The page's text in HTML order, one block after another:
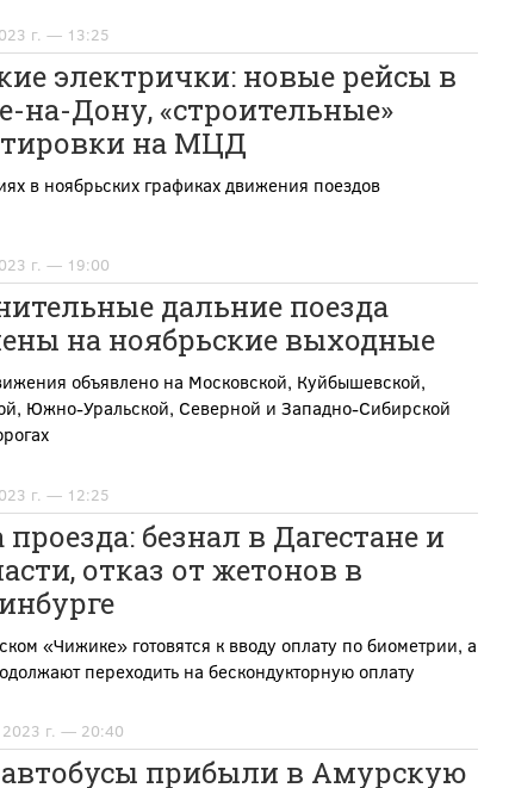
г. — 13:25
электрички: новые рейсы в
на-Дону, «строительные»
на МЦД
в ноябрьских графиках движения поездов
г. — 19:00
дальние поезда
на ноябрьские выходные
объявлено на Московской, Куйбышевской,
Южно-Уральской, Северной и Западно-Сибирской
г. — 12:25
безнал в Дагестане и
отказ от жетонов в
«Чижике» готовятся к вводу оплату по биометрии, а
переходить на бескондукторную оплату
2023 г. — 20:40
прибыли в Амурскую